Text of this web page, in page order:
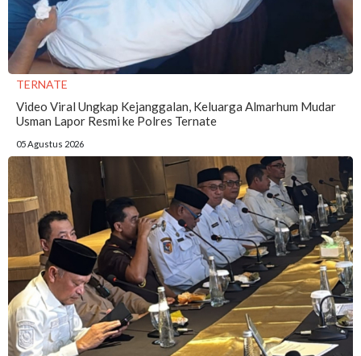
TERNATE
Video Viral Ungkap Kejanggalan, Keluarga Almarhum Mudar
Usman Lapor Resmi ke Polres Ternate
05 Agustus 2026